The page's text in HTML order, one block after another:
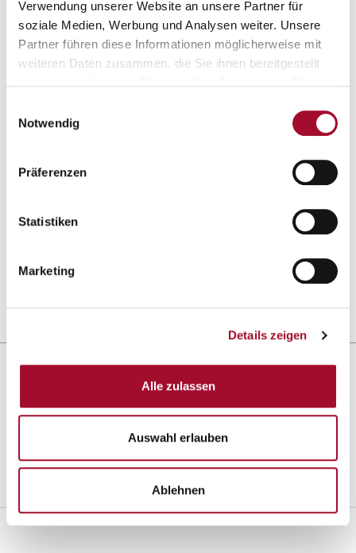
Verwendung unserer Website an unsere Partner für
soziale Medien, Werbung und Analysen weiter. Unsere
Partner führen diese Informationen möglicherweise mit
weiteren Daten zusammen, die Sie ihnen bereitgestellt
Notwendig
Präferenzen
Statistiken
Marketing
Details zeigen
Alle zulassen
Auswahl erlauben
Ablehnen
10,0 kg im Eimer 3,0 kg im Karton
Rührmasse vegan Tarte au Chocolat
10,0 kg im Karton
VERFEINERN